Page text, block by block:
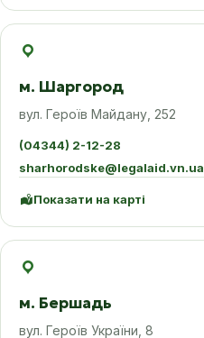
м. Шаргород
вул. Героїв Майдану, 252
(04344) 2-12-28
sharhorodske@legalaid.vn.ua
Показати на карті
м. Бершадь
вул. Героїв України, 8